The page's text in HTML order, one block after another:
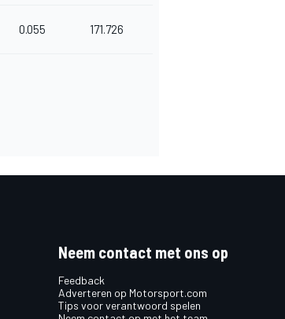
0.055 171.726
Neem contact met ons op
Feedback
Adverteren op Motorsport.com
Tips voor verantwoord spelen